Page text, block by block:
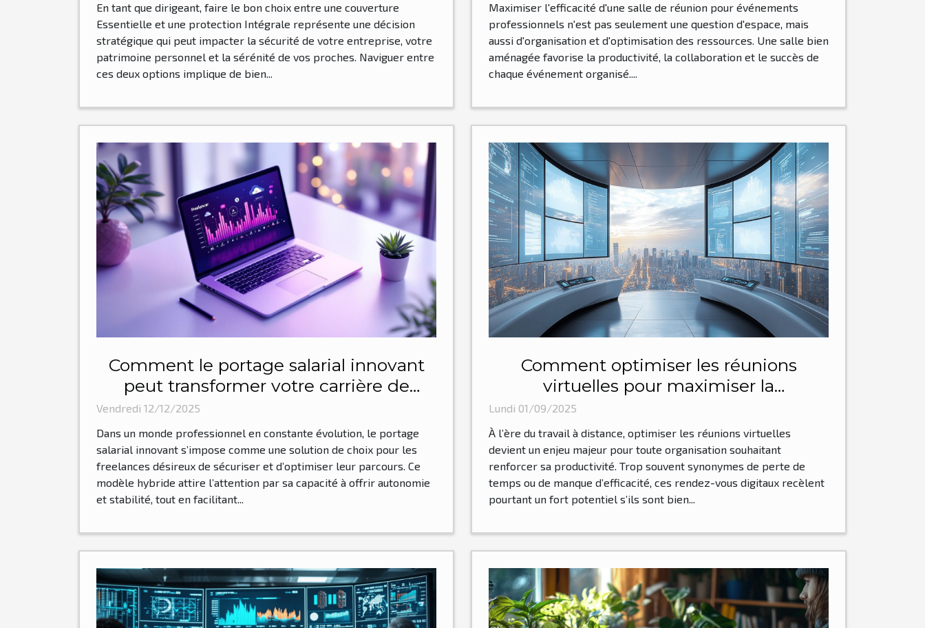
En tant que dirigeant, faire le bon choix entre une couverture
Essentielle et une protection Intégrale représente une décision
stratégique qui peut impacter la sécurité de votre entreprise, votre
patrimoine personnel et la sérénité de vos proches. Naviguer entre
ces deux options implique de bien...
Maximiser l'efficacité d'une salle de réunion pour événements
professionnels n'est pas seulement une question d'espace, mais
aussi d'organisation et d'optimisation des ressources. Une salle bien
aménagée favorise la productivité, la collaboration et le succès de
chaque événement organisé....
Comment le portage salarial innovant
peut transformer votre carrière de
Vendredi 12/12/2025
Dans un monde professionnel en constante évolution, le portage
salarial innovant s’impose comme une solution de choix pour les
freelances désireux de sécuriser et d’optimiser leur parcours. Ce
modèle hybride attire l’attention par sa capacité à offrir autonomie
et stabilité, tout en facilitant...
Comment optimiser les réunions
virtuelles pour maximiser la
Lundi 01/09/2025
À l’ère du travail à distance, optimiser les réunions virtuelles
devient un enjeu majeur pour toute organisation souhaitant
renforcer sa productivité. Trop souvent synonymes de perte de
temps ou de manque d’efficacité, ces rendez-vous digitaux recèlent
pourtant un fort potentiel s’ils sont bien...